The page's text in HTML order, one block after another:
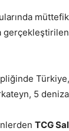
5
TCG